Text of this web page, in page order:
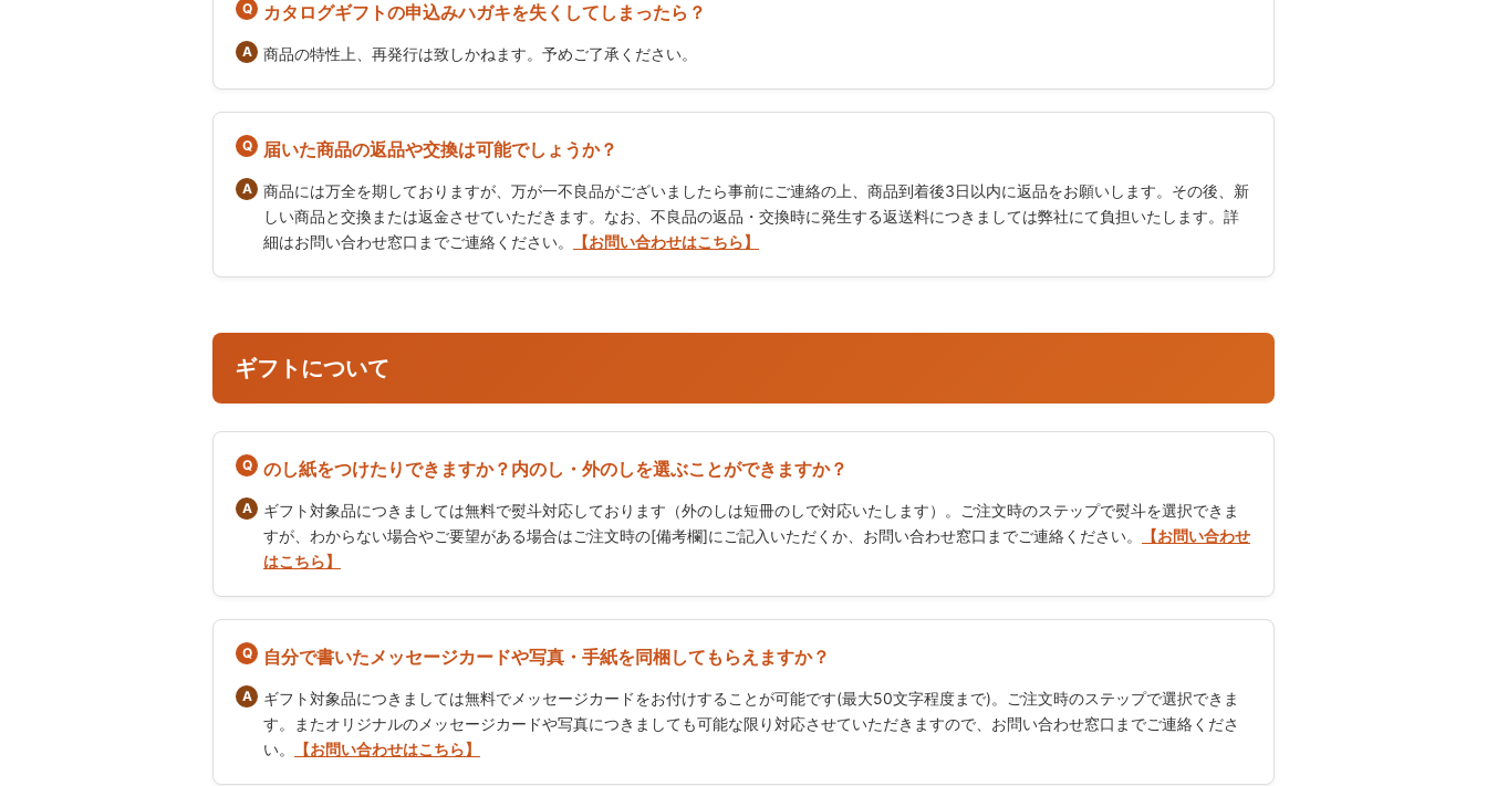
カタログギフトの申込みハガキを失くしてしまったら？
商品の特性上、再発行は致しかねます。予めご了承ください。
届いた商品の返品や交換は可能でしょうか？
商品には万全を期しておりますが、万が一不良品がございましたら事前にご連絡の上、商品到着後3日以内に返品をお願いします。その後、新
しい商品と交換または返金させていただきます。なお、不良品の返品・交換時に発生する返送料につきましては弊社にて負担いたします。詳
細はお問い合わせ窓口までご連絡ください。
【お問い合わせはこちら】
ギフトについて
のし紙をつけたりできますか？内のし・外のしを選ぶことができますか？
ギフト対象品につきましては無料で熨斗対応しております（外のしは短冊のしで対応いたします）。ご注文時のステップで熨斗を選択できま
すが、わからない場合やご要望がある場合はご注文時の[備考欄]にご記入いただくか、お問い合わせ窓口までご連絡ください。
【お問い合わせ
はこちら】
自分で書いたメッセージカードや写真・手紙を同梱してもらえますか？
ギフト対象品につきましては無料でメッセージカードをお付けすることが可能です(最大50文字程度まで)。ご注文時のステップで選択できま
す。またオリジナルのメッセージカードや写真につきましても可能な限り対応させていただきますので、お問い合わせ窓口までご連絡くださ
い。
【お問い合わせはこちら】